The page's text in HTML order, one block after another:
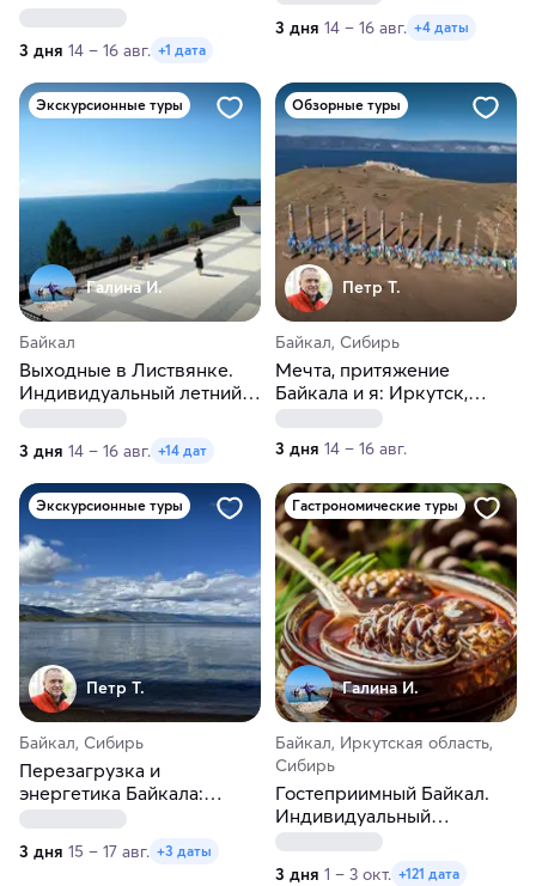
3 дня 14 – 16 авг. +1 дата
3 дня 14 – 16 авг. +4 даты
Экскурсионные туры
Галина И.
Байкал
Выходные в Листвянке.
Индивидуальный летний
тур
3 дня 14 – 16 авг. +14 дат
Обзорные туры
Петр Т.
Байкал, Сибирь
Мечта, притяжение
Байкала и я: Иркутск,
Малое море и о. Ольхон
3 дня 14 – 16 авг.
Экскурсионные туры
Петр Т.
Байкал, Сибирь
Перезагрузка и
энергетика Байкала:
Иркутск, Листвянка,
3 дня 15 – 17 авг. +3 даты
Гастрономические туры
Галина И.
Байкал, Иркутская область,
Сибирь
Гостеприимный Байкал.
Индивидуальный
гастротур. Зима-весна
3 дня 1 – 3 окт. +121 дата